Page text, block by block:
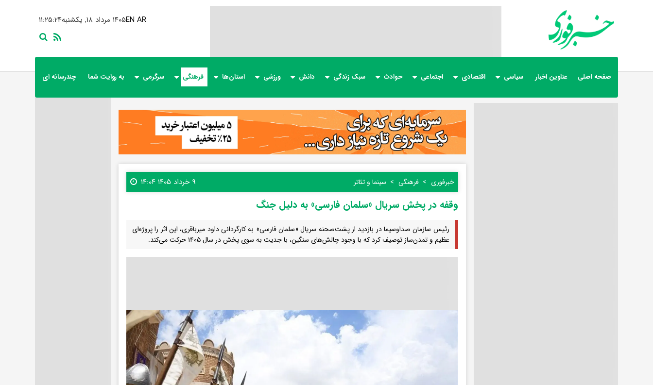
۱۱:۲۵:۲۶ ۱۴۰۵ مرداد ۱۸, یکشنبهEN AR
صفحه اصلی عناوین اخبار سیاسی اقتصادی اجتماعی حوادث سبک زندگی دانش ورزشی استان‌ها فرهنگی سرگرمی به روایت شما چندرسانه ای
خبرفوری فرهنگی سینما و تئاتر ۹ خرداد ۱۴۰۵ ۱۴:۰۴
وقفه در پخش سریال «سلمان فارسی» به دلیل جنگ
رئیس سازمان صداوسیما در بازدید از پشت‌صحنه سریال «سلمان فارسی» به کارگردانی داود میرباقری، این اثر را پروژه‌ای
عظیم و تمدن‌ساز توصیف کرد که با وجود چالش‌های سنگین، با جدیت به سوی پخش در سال ۱۴۰۵ حرکت می‌کند.